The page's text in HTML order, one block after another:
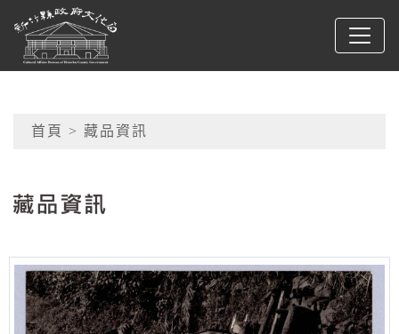
跳到主要內容
新竹縣政府文化局
網頁導覽
首頁 > 藏品資訊